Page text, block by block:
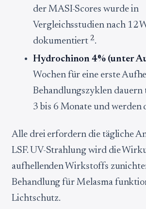
der MASI-Scores wurde in
Vergleichsstudien nach 12
dokumentiert2.
Hydrochinon 4% (unter
Wochen für eine erste
Behandlungszyklen dauern
3 bis 6 Monate und werden
Alle drei erfordern die tägliche
LSF. UV-Strahlung wird die
aufhellenden Wirkstoffs
Behandlung für Melasma
Lichtschutz.